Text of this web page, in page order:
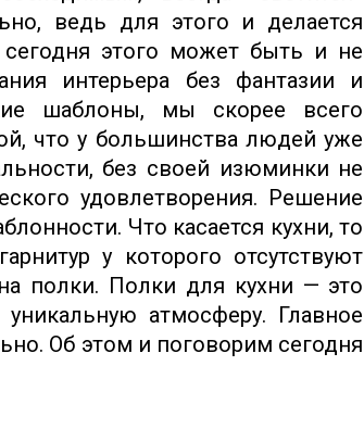
ведь для этого и делается
этого может быть и не
интерьера без фантазии и
шаблоны, мы скорее всего
что у большинства людей уже
без своей изюминки не
удовлетворения. Решение
Что касается кухни, то
у которого отсутствуют
полки. Полки для кухни — это
атмосферу. Главное
Об этом и поговорим сегодня